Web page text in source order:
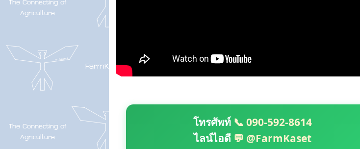
โทรศัพท์ 📞 090-592-8614
ไลน์ไอดี 💬 @FarmKaset